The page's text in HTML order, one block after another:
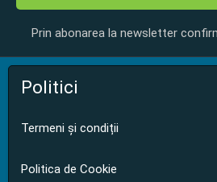
Prin abonarea la newsletter
Politici
Termeni și condiții
Politica de Cookie